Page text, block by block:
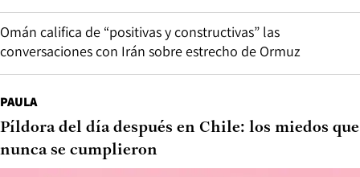
Omán califica de “positivas y constructivas” las
conversaciones con Irán sobre estrecho de Ormuz
PAULA
Píldora del día después en Chile: los miedos que
nunca se cumplieron